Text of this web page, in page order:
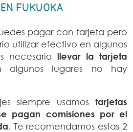
FUKUOKA
pagar con tarjeta pero
utilizar efectivo en algunos
necesario llevar la tarjeta
algunos lugares no hay
siempre usamos tarjetas
pagan comisiones por el
. Te recomendamos estas 2